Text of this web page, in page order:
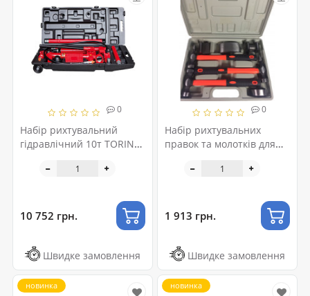
0
Набір рихтувальний
гідравлічний 10т TORIN
10 752 грн.
Швидке замовлення
0
Набір рихтувальних
правок та молотків для
од.101202
1 913 грн.
Швидке замовлення
новинка новинка